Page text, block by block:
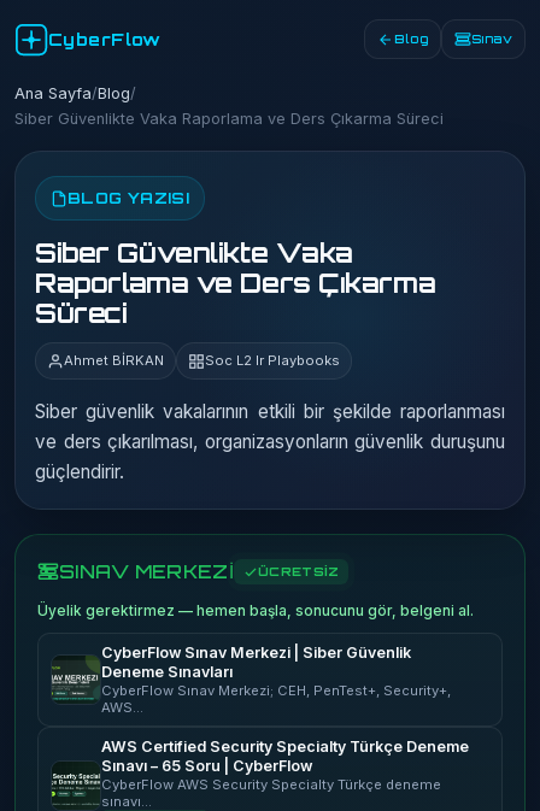
CyberFlow Blog Sınav
Ana Sayfa/Blog/
Siber Güvenlikte Vaka Raporlama ve Ders Çıkarma Süreci
BLOG YAZISI
Siber Güvenlikte Vaka
Raporlama ve Ders Çıkarma
Süreci
Ahmet BİRKAN Soc L2 Ir Playbooks
Siber güvenlik vakalarının etkili bir şekilde raporlanması
ve ders çıkarılması, organizasyonların güvenlik duruşunu
güçlendirir.
SINAV MERKEZİ ÜCRETSİZ
Üyelik gerektirmez — hemen başla, sonucunu gör, belgeni al.
CyberFlow Sınav Merkezi | Siber Güvenlik
Deneme Sınavları
CyberFlow Sınav Merkezi; CEH, PenTest+, Security+,
AWS…
AWS Certified Security Specialty Türkçe Deneme
Sınavı – 65 Soru | CyberFlow
CyberFlow AWS Security Specialty Türkçe deneme
sınavı…